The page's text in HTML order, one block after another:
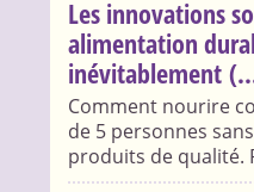
Les innovations
alimentation
inévitablement
Comment nourire
de 5 personnes
produits de qualité.